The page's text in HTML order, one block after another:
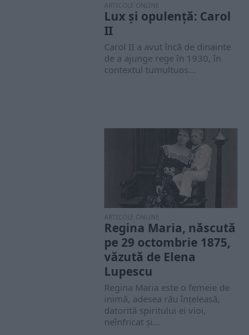
ARTICOLE ONLINE
Lux și opulență: Carol
II
Carol II a avut încă de dinainte
de a ajunge rege în 1930, în
contextul tumultuos...
ARTICOLE ONLINE
Regina Maria, născută
pe 29 octombrie 1875,
văzută de Elena
Lupescu
Regina Maria este o femeie de
inimă, adesea rău înțeleasă,
datorită spiritului ei vioi,
neînfricat și...